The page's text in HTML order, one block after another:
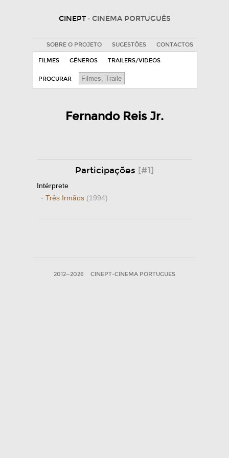
CINEPT · CINEMA PORTUGUÊS
SOBRE O PROJETO SUGESTÕES CONTACTOS
FILMES GÉNEROS TRAILERS/VIDEOS
PROCURAR
Fernando Reis Jr.
Participações [#1]
Intérprete
· Três Irmãos (1994)
2012—2026 CINEPT-CINEMA PORTUGUES